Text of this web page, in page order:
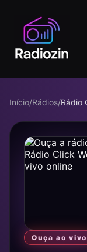
Início/Rádios/Rádio
Ouça ao vivo